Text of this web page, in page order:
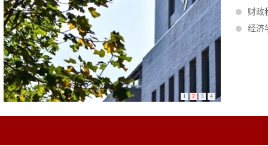
1 2 3 4
财政
经济